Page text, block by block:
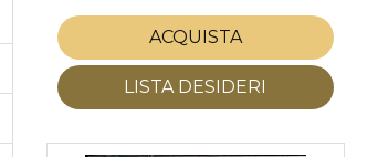
ACQUISTA
LISTA DESIDERI